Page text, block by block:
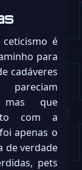
é
para
cadáveres
mas que
com a
apenas o
de verdade
pets